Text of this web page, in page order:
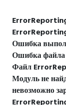
Ошибка
Ошибка
Файл
Модуль не
невозможно